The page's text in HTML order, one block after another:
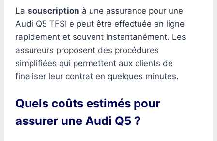
La souscription à une assurance pour une
Audi Q5 TFSI e peut être effectuée en ligne
rapidement et souvent instantanément. Les
assureurs proposent des procédures
simplifiées qui permettent aux clients de
finaliser leur contrat en quelques minutes.
Quels coûts estimés pour
assurer une Audi Q5 ?